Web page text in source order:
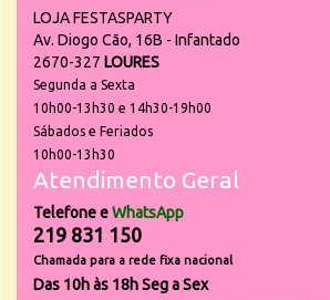
LOJA FESTASPARTY
Av. Diogo Cão, 16B - Infantado
2670-327 LOURES
Segunda a Sexta
10h00-13h30 e 14h30-19h00
Sábados e Feriados
10h00-13h30
Atendimento Geral
Telefone eWhatsApp
219 831 150
Chamada para a rede fixa nacional
Das 10h às 18h Seg a Sex